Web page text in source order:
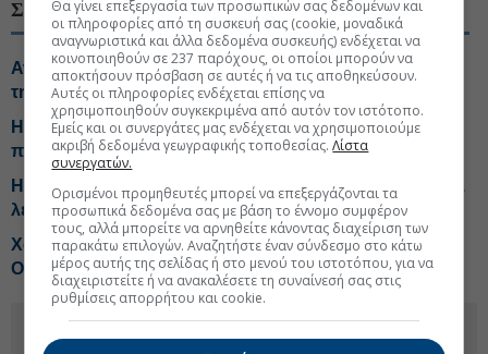
ΣΧΕΤΙΚΑ ΘΕΜΑΤΑ
Ανατροπή στη DeepMind: Ο Ντέμις Χασάμπις αφήνει
τη θέση του CEO
Η Τεχνητή Νοημοσύνη στις κορυφαίες στρατηγικές
προτεραιότητες των Ελλήνων CEOs
Η Alibaba παρουσιάζει AI-γίγαντα με πάνω από 1 εκατ.
λέξεις μνήμης
Χακάρουν... αυτοβούλως μοντέλα ΑΙ των Anthropic και
OpenAI
Θα γίνει επεξεργασία των προσωπικών σας δεδομένων και
οι πληροφορίες από τη συσκευή σας (cookie, μοναδικά
αναγνωριστικά και άλλα δεδομένα συσκευής) ενδέχεται να
κοινοποιηθούν σε 237 παρόχους, οι οποίοι μπορούν να
αποκτήσουν πρόσβαση σε αυτές ή να τις αποθηκεύσουν.
Αυτές οι πληροφορίες ενδέχεται επίσης να
χρησιμοποιηθούν συγκεκριμένα από αυτόν τον ιστότοπο.
Εμείς και οι συνεργάτες μας ενδέχεται να χρησιμοποιούμε
ακριβή δεδομένα γεωγραφικής τοποθεσίας.Λίστα
συνεργατών.
Ορισμένοι προμηθευτές μπορεί να επεξεργάζονται τα
προσωπικά δεδομένα σας με βάση το έννομο συμφέρον
τους, αλλά μπορείτε να αρνηθείτε κάνοντας διαχείριση των
παρακάτω επιλογών. Αναζητήστε έναν σύνδεσμο στο κάτω
μέρος αυτής της σελίδας ή στο μενού του ιστοτόπου, για να
διαχειριστείτε ή να ανακαλέσετε τη συναίνεσή σας στις
ρυθμίσεις απορρήτου και cookie.